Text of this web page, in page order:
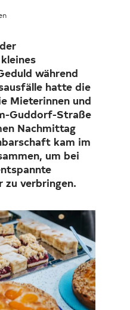
während
hatte die
Mieterinnen und
Guddorf-Straße
Nachmittag
kam im
um bei
zu verbringen.